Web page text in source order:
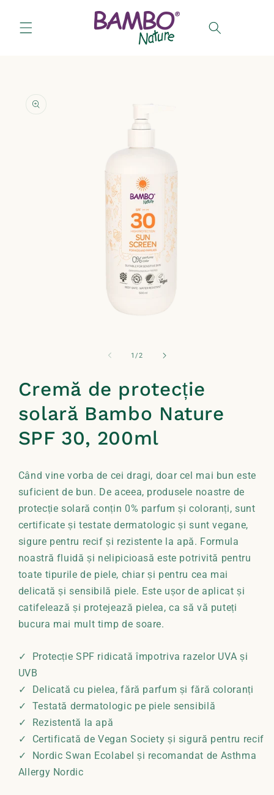
conținut
informațiile
despre
produs
o
fereastră
1/din
2
Cremă de protecție
solară Bambo Nature
SPF 30, 200ml
Când vine vorba de cei dragi, doar cel mai bun este
suficient de bun. De aceea, produsele noastre de
protecție solară conțin 0% parfum și coloranți, sunt
certificate și testate dermatologic și sunt vegane,
sigure pentru recif și rezistente la apă. Formula
noastră fluidă și nelipicioasă este potrivită pentru
toate tipurile de piele, chiar și pentru cea mai
delicată și sensibilă piele. Este ușor de aplicat și
catifelează și protejează pielea, ca să vă puteți
bucura mai mult timp de soare.
✓ Protecție SPF ridicată împotriva razelor UVA și
UVB
✓ Delicată cu pielea, fără parfum și fără coloranți
✓ Testată dermatologic pe piele sensibilă
✓ Rezistentă la apă
✓ Certificată de Vegan Society și sigură pentru recif
✓ Nordic Swan Ecolabel și recomandat de Asthma
Allergy Nordic